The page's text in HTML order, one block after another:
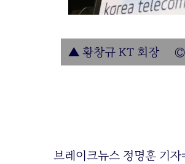
▲ 황창규 KT 회장 ©
브레이크뉴스 정명훈 기자